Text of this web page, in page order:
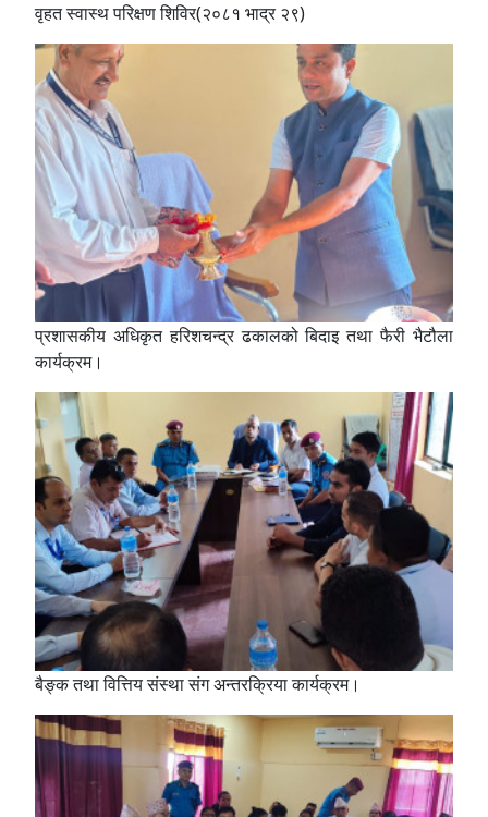
वृहत स्वास्थ परिक्षण शिविर(२०८१ भाद्र २९)
प्रशासकीय अधिकृत हरिशचन्द्र ढकालको बिदाइ तथा फैरी भैटौला
कार्यक्रम।
बैङ्क तथा वित्तिय संस्था संग अन्तरक्रिया कार्यक्रम।